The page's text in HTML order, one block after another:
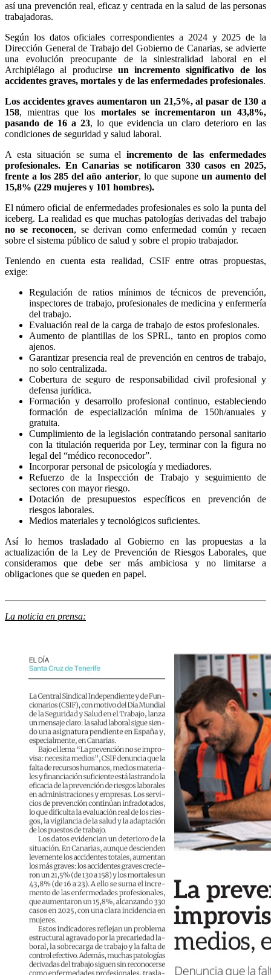
así una prevención real, eficaz y centrada en la salud de las personas
trabajadoras.
Según los datos oficiales correspondientes a 2024 y 2025 de la
Dirección General de Trabajo del Gobierno de Canarias, se advierte
una evolución preocupante de la siniestralidad laboral en el
Archipiélago al producirse un incremento significativo de los
accidentes graves, mortales y de las enfermedades profesionales.
Los accidentes graves aumentaron un 21,5%, al pasar de 130 a
158, mientras que los mortales se incrementaron un 43,8%,
pasando de 16 a 23, lo que evidencia un claro deterioro en las
condiciones de seguridad y salud laboral.
A esta situación se suma elincremento de las enfermedades
profesionales. En Canarias se notificaron 330 casos en 2025,
frente a los 285 del año anterior, lo que supone un aumento del
15,8% (229 mujeres y 101 hombres).
El número oficial de enfermedades profesionales es solo la punta del
iceberg. La realidad es que muchas patologías derivadas del trabajo
no se reconocen, se derivan como enfermedad común y recaen
sobre el sistema público de salud y sobre el propio trabajador.
Teniendo en cuenta esta realidad, CSIF entre otras propuestas,
exige:
Regulación de ratios mínimos de técnicos de prevención,
inspectores de trabajo, profesionales de medicina y enfermería
del trabajo.
Evaluación real de la carga de trabajo de estos profesionales.
Aumento de plantillas de los SPRL, tanto en propios como
ajenos.
Garantizar presencia real de prevención en centros de trabajo,
no solo centralizada.
Cobertura de seguro de responsabilidad civil profesional y
defensa jurídica.
Formación y desarrollo profesional continuo, estableciendo
formación de especialización mínima de 150h/anuales y
gratuita.
Cumplimiento de la legislación contratando personal sanitario
con la titulación requerida por Ley, terminar con la figura no
legal del “médico reconocedor”.
Incorporar personal de psicología y mediadores.
Refuerzo de la Inspección de Trabajo y seguimiento de
sectores con mayor riesgo.
Dotación de presupuestos específicos en prevención de
riesgos laborales.
Medios materiales y tecnológicos suficientes.
Así lo hemos trasladado al Gobierno en las propuestas a la
actualización de la Ley de Prevención de Riesgos Laborales, que
consideramos que debe ser más ambiciosa y no limitarse a
obligaciones que se queden en papel.
La noticia en prensa: